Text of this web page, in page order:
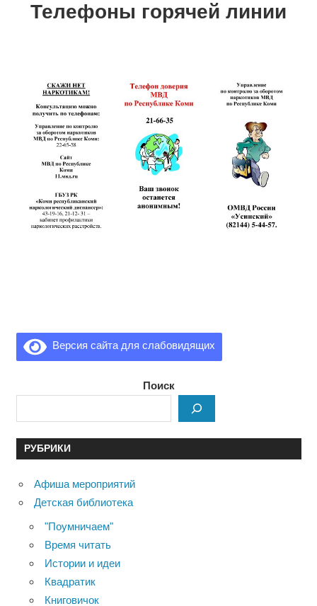
Телефоны горячей линии
Версия сайта для слабовидящих
Поиск
РУБРИКИ
Афиша мероприятий
Детская библиотека
"Поумничаем"
Время читать
Истории и идеи
Квадратик
Книговичок